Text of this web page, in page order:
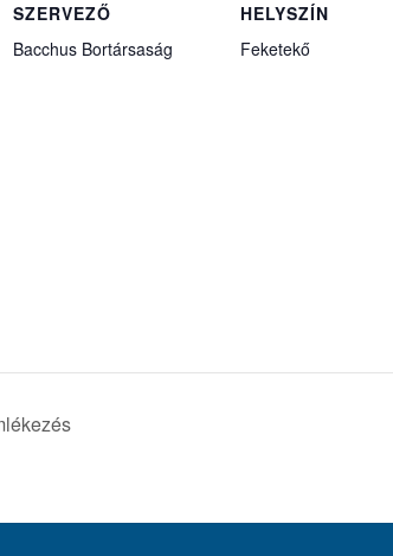
SZERVEZŐ
Bacchus Bortársaság
HELYSZÍN
Feketekő